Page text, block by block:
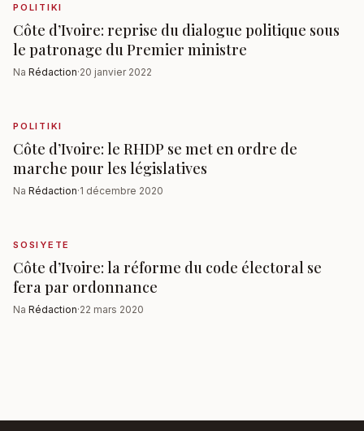
POLITIKI
Côte d’Ivoire: reprise du dialogue politique sous
le patronage du Premier ministre
Na Rédaction·20 janvier 2022
POLITIKI
Côte d’Ivoire: le RHDP se met en ordre de
marche pour les législatives
Na Rédaction·1 décembre 2020
SOSIYETE
Côte d’Ivoire: la réforme du code électoral se
fera par ordonnance
Na Rédaction·22 mars 2020